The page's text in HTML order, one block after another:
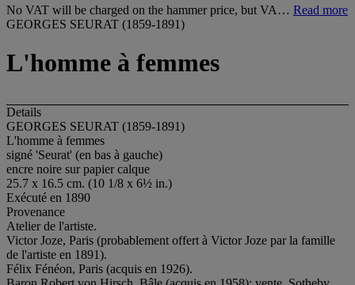
No VAT will be charged on the hammer price, but VA… Read more
GEORGES SEURAT (1859-1891)
L'homme à femmes
Details
GEORGES SEURAT (1859-1891)
L'homme à femmes
signé 'Seurat' (en bas à gauche)
encre noire sur papier calque
25.7 x 16.5 cm. (10 1/8 x 6½ in.)
Exécuté en 1890
Provenance
Atelier de l'artiste.
Victor Joze, Paris (probablement offert à Victor Joze par la famille
de l'artiste en 1891).
Félix Fénéon, Paris (acquis en 1926).